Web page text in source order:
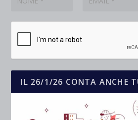
IL 26/1/26 CONTA ANCHE